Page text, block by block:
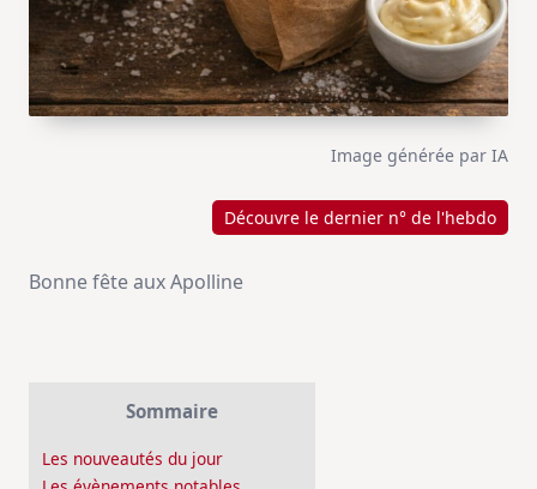
Image générée par IA
Découvre le dernier n° de l'hebdo
Bonne fête aux Apolline
Sommaire
Les nouveautés du jour